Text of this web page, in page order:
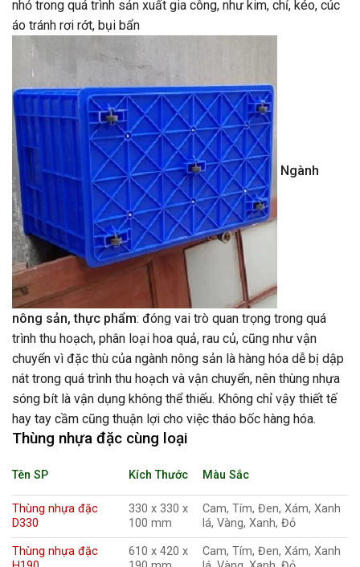
nhỏ trong quá trình sản xuất gia công, như kim, chỉ, kéo, cúc
áo tránh rơi rớt, bụi bẩn
Ngành
nông sản, thực phẩm: đóng vai trò quan trọng trong quá
trình thu hoạch, phân loại hoa quả, rau củ, cũng như vận
chuyển vì đặc thù của ngành nông sản là hàng hóa dễ bị dập
nát trong quá trình thu hoạch và vận chuyển, nên thùng nhựa
sóng bít là vận dụng không thể thiếu. Không chỉ vậy thiết tế
hay tay cầm cũng thuận lợi cho việc tháo bốc hàng hóa.
Thùng nhựa đặc cùng loại
Tên SP Kích Thước Màu Sắc
Thùng nhựa đặc
D330
330 x 330 x
100 mm
Cam, Tím, Đen, Xám, Xanh
lá, Vàng, Xanh, Đỏ
Thùng nhựa đặc
610 x 420 x
Cam, Tím, Đen, Xám, Xanh